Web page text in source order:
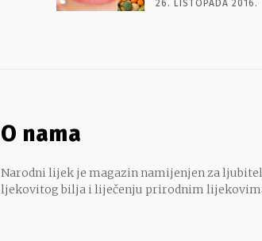
26. LISTOPADA 2016.
O nama
Narodni lijek je magazin namijenjen za
ljekovitog bilja i liječenju prirodnim